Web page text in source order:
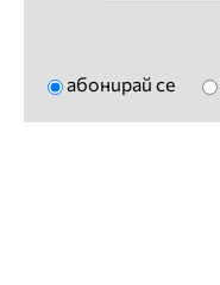
абонирай се